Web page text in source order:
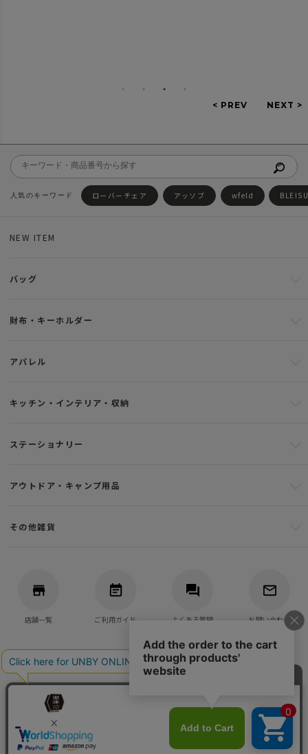
ローバーチェア アッソブ wfeld
NEW ITEM
バッグ
財布・キーホルダー
アパレル
キッチン・インテリア・収納
ステーショナリー
アウトドア・キャンプ用品
その他雑貨
店舗一覧 ご利用ガイド よくある質問 お問い合わせ
バッグ・アウトドア・キャンプ用品の通販
UNBY GENERAL GOODS STORE